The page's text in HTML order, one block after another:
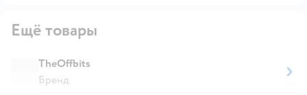
Ещё товары
TheOffbits
Бренд